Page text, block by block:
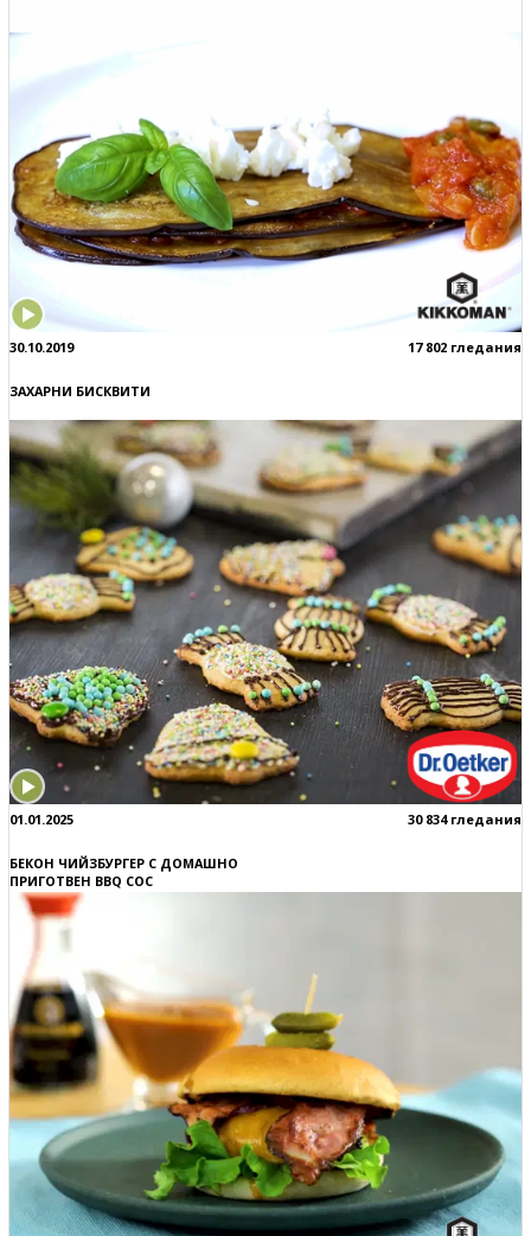
30.10.2019 17 802 гледания
ЗАХАРНИ БИСКВИТИ
01.01.2025 30 834 гледания
БЕКОН ЧИЙЗБУРГЕР С ДОМАШНО
ПРИГОТВЕН BBQ СОС